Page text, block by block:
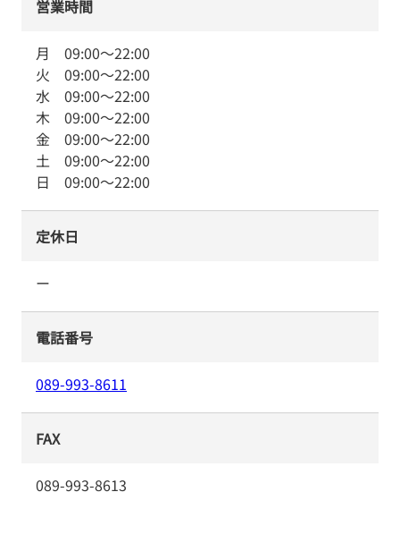
営業時間
月 09:00～22:00
火 09:00～22:00
水 09:00～22:00
木 09:00～22:00
金 09:00～22:00
土 09:00～22:00
日 09:00～22:00
定休日
ー
電話番号
089-993-8611
FAX
089-993-8613